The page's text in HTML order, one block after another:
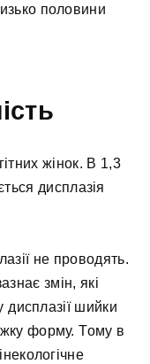
половини
жінок. В 1,3
дисплазія
не проводять.
змін, які
дисплазії шийки
форму. Тому в